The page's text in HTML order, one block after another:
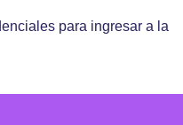
para ingresar a la